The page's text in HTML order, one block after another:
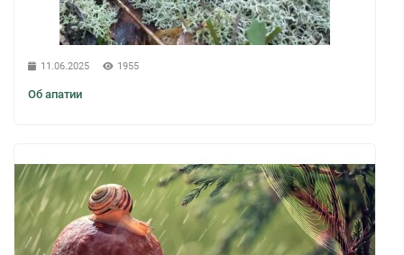
11.06.2025 1955
Об апатии